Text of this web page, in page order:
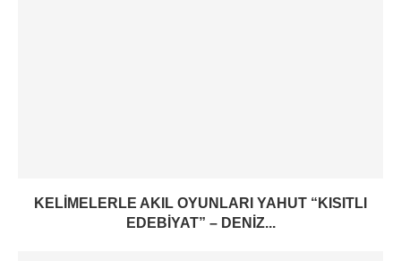
KELIMELERLE AKIL OYUNLARI YAHUT “KISITLI
EDEBIYAT” – DENIZ...